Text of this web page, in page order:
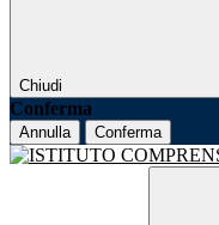
Chiudi
Conferma
Annulla Conferma